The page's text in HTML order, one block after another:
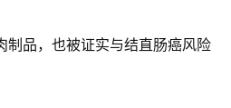
制品，也被证实与结直肠癌风险